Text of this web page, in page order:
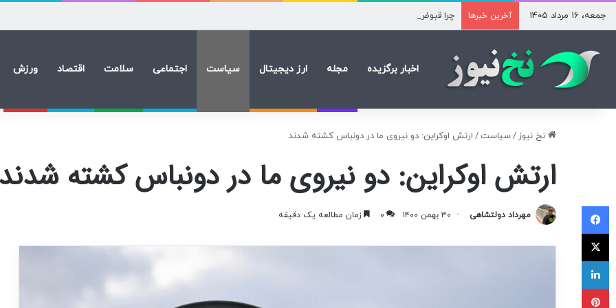
جمعه، ۱۶ مرداد ۱۴۰۵ آخرین خبرها چرا قبوض برق برخی مشترکان افزایش چند برابری داشت؟
اخبار برگزیده مجله ارز دیجیتال سیاست اجتماعی سلامت اقتصاد ورزش
نخ نیوز /سیاست / ارتش اوکراین: دو نیروی ما در دونباس کشته شدند
ارتش اوکراین: دو نیروی ما در دونباس کشته شدند
مهرداد دولتشاهی ۳۰ بهمن ۱۴۰۰ ۰ زمان مطالعه یک دقیقه
فیسبوک